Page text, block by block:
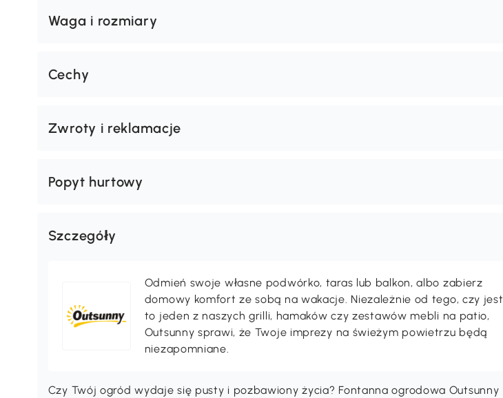
Waga i rozmiary
Cechy
Zwroty i reklamacje
Popyt hurtowy
Szczegóły
Odmień swoje własne podwórko, taras lub balkon, albo zabierz
domowy komfort ze sobą na wakacje. Niezależnie od tego, czy jest
to jeden z naszych grilli, hamaków czy zestawów mebli na patio,
Outsunny sprawi, że Twoje imprezy na świeżym powietrzu będą
niezapomniane.
Czy Twój ogród wydaje się pusty i pozbawiony życia? Fontanna ogrodowa Outsunny